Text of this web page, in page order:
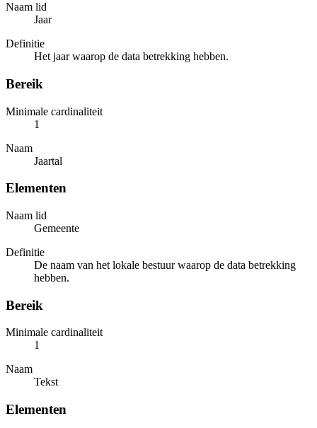
Naam lid
Jaar
Definitie
Het jaar waarop de data betrekking hebben.
Bereik
Minimale cardinaliteit
1
Naam
Jaartal
Elementen
Naam lid
Gemeente
Definitie
De naam van het lokale bestuur waarop de data betrekking
hebben.
Bereik
Minimale cardinaliteit
1
Naam
Tekst
Elementen